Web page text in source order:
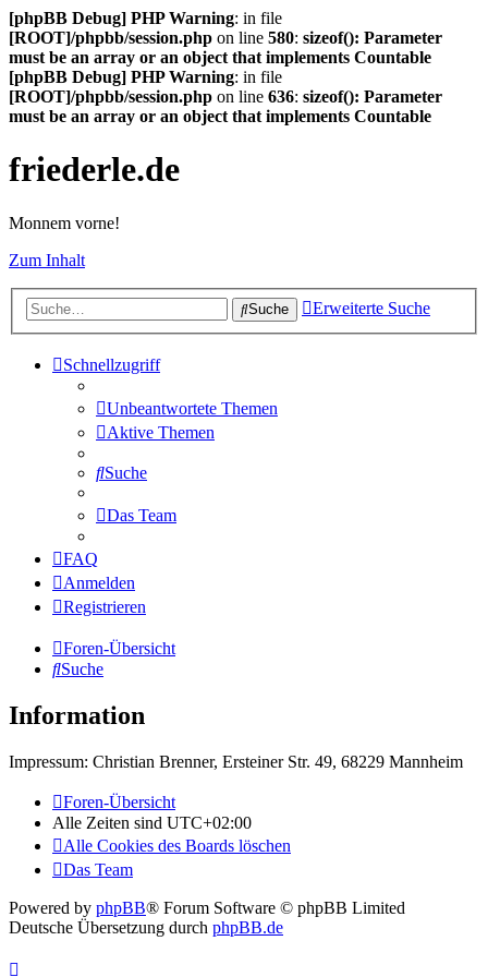
[phpBB Debug] PHP Warning: in file
[ROOT]/phpbb/session.php on line 580: sizeof(): Parameter
must be an array or an object that implements Countable
[phpBB Debug] PHP Warning: in file
[ROOT]/phpbb/session.php on line 636: sizeof(): Parameter
must be an array or an object that implements Countable
friederle.de
Monnem vorne!
Zum Inhalt
Suche Erweiterte Suche
Schnellzugriff
Unbeantwortete Themen
Aktive Themen
Suche
Das Team
FAQ
Anmelden
Registrieren
Foren-Übersicht
Suche
Information
Impressum: Christian Brenner, Ersteiner Str. 49, 68229 Mannheim
Foren-Übersicht
Alle Zeiten sind UTC+02:00
Alle Cookies des Boards löschen
Das Team
Powered by phpBB® Forum Software © phpBB Limited
Deutsche Übersetzung durch phpBB.de